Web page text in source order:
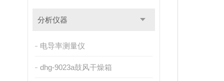
分析仪器
电导率测量仪
dhg-9023a鼓风干燥箱